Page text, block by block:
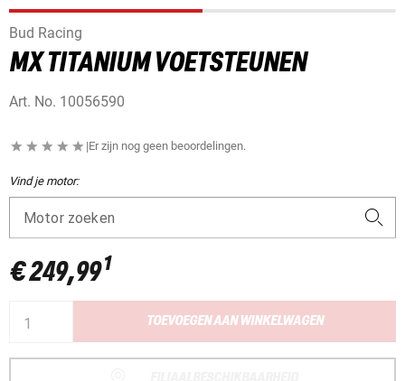
Bud Racing
MX TITANIUM VOETSTEUNEN
Art. No. 10056590
|Er zijn nog geen beoordelingen.
Vind je motor:
Motor zoeken
€ 249,991
TOEVOEGEN AAN WINKELWAGEN